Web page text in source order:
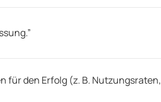
für den Erfolg (z. B. Nutzungsraten,